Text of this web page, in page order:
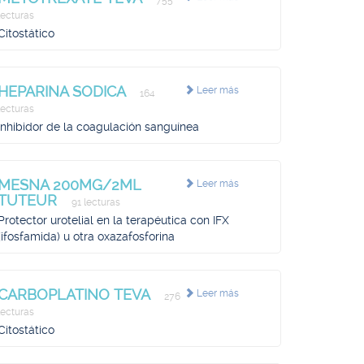
lecturas
Leer más
HEPARINA SODICA
164
lecturas
de la coagulación sanguínea
Leer más
MESNA 200MG/2ML
91 lecturas
urotelial en la terapéutica con IFX
u otra oxazafosforina
Leer más
TEVA
276
lecturas